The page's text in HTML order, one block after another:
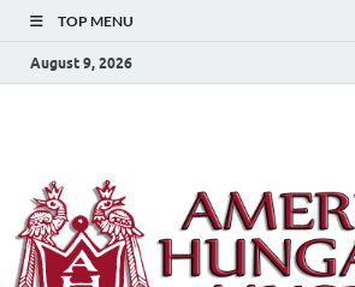
TOP MENU
August 9, 2026
Amerikai
Múzeum